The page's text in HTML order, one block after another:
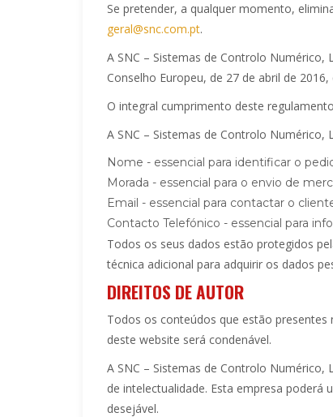
Se pretender, a qualquer momento,
geral@snc.com.pt.
A SNC – Sistemas de Controlo Numérico,
Conselho Europeu, de 27 de abril de
O integral cumprimento deste
A SNC – Sistemas de Controlo
Nome - essencial para identificar o
Morada - essencial para o envio de
Email - essencial para contactar o
Contacto Telefónico - essencial para
Todos os seus dados estão protegidos
técnica adicional para adquirir os dados
DIREITOS DE AUTOR
Todos os conteúdos que estão
deste website será condenável.
A SNC – Sistemas de Controlo
de intelectualidade. Esta empresa
desejável.